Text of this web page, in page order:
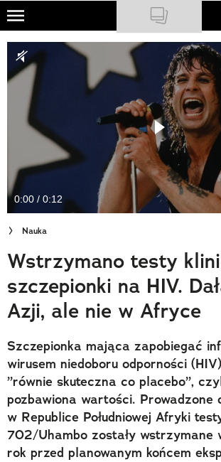
Skip
main
content
NATIONAL GEOGRAPHIC
TRAVELER
PODCASTY
Newsletter
Cuda Polski
Wielki Konkurs Fotograficzny
Trendbook Podróżniczy
Polecane
0:00 / 0:12
Nauka
Wstrzymano testy
szczepionki na HIV.
Azji, ale nie w Afryce
Szczepionka mająca zapobiegać
wirusem niedoboru odporności
”równie skuteczna co placebo”,
pozbawiona wartości. Prowadzone
w Republice Południowej Afryki
702/Uhambo zostały wstrzymane
rok przed planowanym końcem